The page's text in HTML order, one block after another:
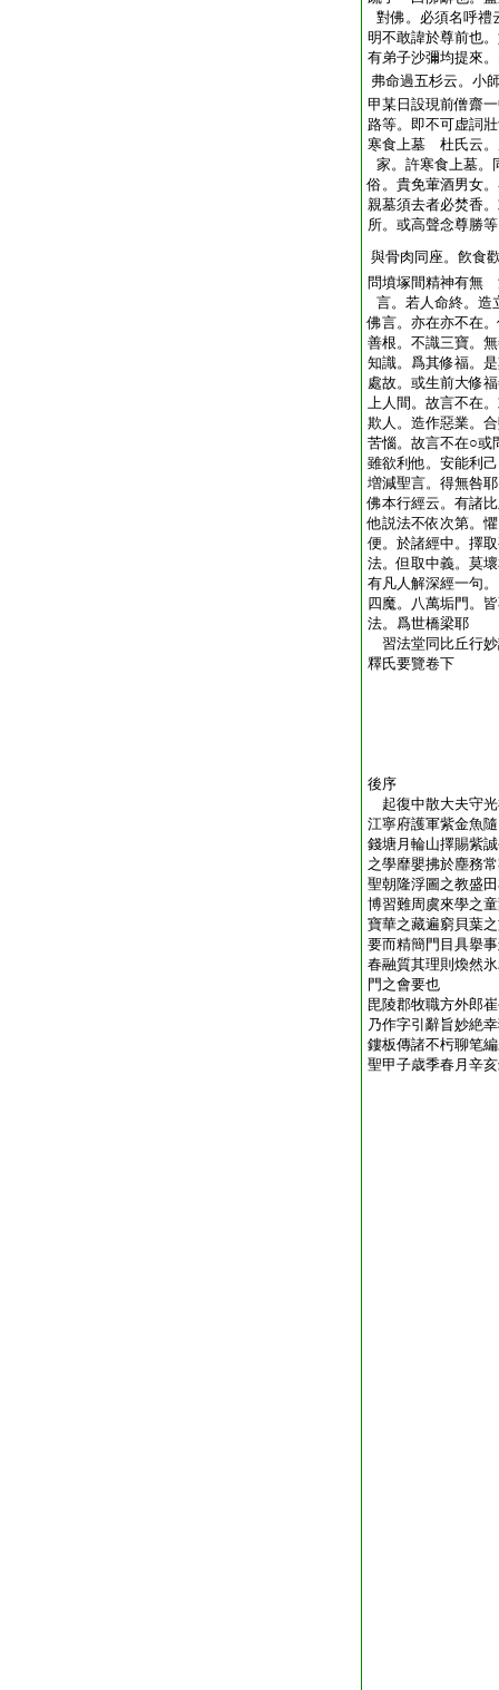
對佛。必須名呼禮
明不敢諱於尊前也
有弟子沙彌均提來
弗命過五杉云。小
甲某日設現前僧齋
路等。即不可虚詞
寒食上墓 杜氏云。
家。許寒食上墓。
俗。貴免葷酒男女
親墓須去者必焚香
所。或高聲念尊勝
與骨肉同座。飮食
問墳塚間精神有無
言。若人命終。造
佛言。亦在亦不在
善根。不識三寶。
知識。爲其修福。
處故。或生前大修
上人間。故言不在
欺人。造作惡業。
苦惱。故言不在○或
雖欲利他。安能利
増減聖言。得無咎
佛本行經云。有諸
他説法不依次第。
便。於諸經中。擇
法。但取中義。莫
有凡人解深經一句
四魔。八萬垢門。
法。爲世橋梁耶
習法堂同比丘行
釋氏要覽卷下
後序
起復中散大夫守
江寧府護軍紫金
錢塘月輪山擇賜紫
之學靡嬰拂於塵務
聖朝隆浮圖之教盛
博習難周虞來學之
寶華之藏遍窮貝葉
要而精簡門目具擧
春融質其理則煥然
門之會要也
毘陵郡牧職方外郎
乃作字引辭旨妙絶
鏤板傳諸不杇聊笔
聖甲子歳季春月辛